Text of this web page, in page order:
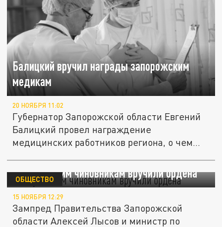
Балицкий вручил награды запорожским
медикам
20 НОЯБРЯ 11:02
Губернатор Запорожской области Евгений
Балицкий провел награждение
медицинских работников региона, о чем...
Запорожским чиновникам вручили ордена
ОБЩЕСТВО
15 НОЯБРЯ 12:29
Зампред Правительства Запорожской
области Алексей Лысов и министр по